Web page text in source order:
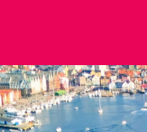
Italia